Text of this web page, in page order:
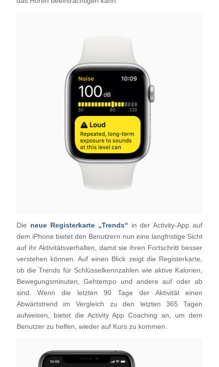
Die neue Registerkarte „Trends“ in der Activity-App auf
dem iPhone bietet den Benutzern nun eine langfristige Sicht
auf ihr Aktivitätsverhalten, damit sie ihren Fortschritt besser
verstehen können. Auf einen Blick zeigt die Registerkarte,
ob die Trends für Schlüsselkennzahlen wie aktive Kalorien,
Bewegungsminuten, Gehtempo und andere auf oder ab
sind. Wenn die letzten 90 Tage der Aktivität einen
Abwärtstrend im Vergleich zu den letzten 365 Tagen
aufweisen, bietet die Activity App Coaching an, um dem
Benutzer zu helfen, wieder auf Kurs zu kommen.